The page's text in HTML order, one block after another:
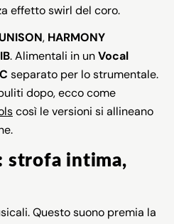
effetto swirl del coro.
UNISON, HARMONY
. Alimentali in unVocal
separato per lo strumentale.
dopo, ecco come
così le versioni si allineano
strofa intima,
Questo suono premia la